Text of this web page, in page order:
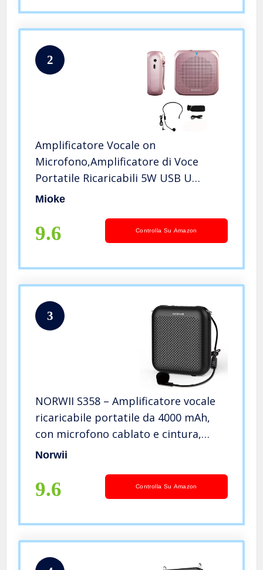
2
Amplificatore Vocale on
Microfono,Amplificatore di Voce
Portatile Ricaricabili 5W USB U
Disk/TF per Insegnanti, Guide
Mioke
9.6 Controlla Su Amazon
3
NORWII S358 – Amplificatore vocale
ricaricabile portatile da 4000 mAh,
con microfono cablato e cintura,
microfono personale e altoparlante
ecc. (nero)
Norwii
9.6 Controlla Su Amazon